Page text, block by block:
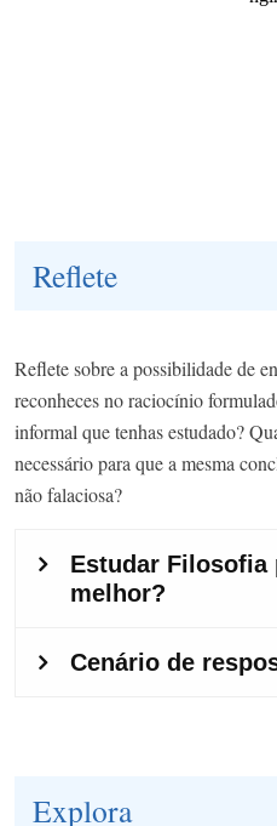
Reflete
Reflete sobre a possibilidade de
reconheces no raciocínio
informal que tenhas estudado?
necessário para que a mesma
não falaciosa?
Explora